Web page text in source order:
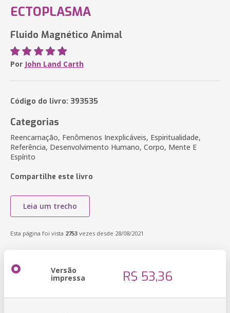
ECTOPLASMA
Fluido Magnético Animal
Por John Land Carth
Código do livro: 393535
Categorias
Reencarnação, Fenômenos Inexplicáveis, Espiritualidade,
Referência, Desenvolvimento Humano, Corpo, Mente E
Espírito
Compartilhe este livro
Leia um trecho
Esta página foi vista 2753 vezes desde 28/08/2021
Versão
impressa R$ 53,36